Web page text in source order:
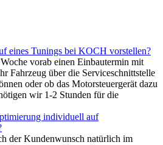
eines Tunings bei KOCH vorstellen?
vorab einen Einbautermin mit
Fahrzeug über die Serviceschnittstelle
oder ob das Motorsteuergerät dazu
wir 1-2 Stunden für die
individuell auf
der Kundenwunsch natürlich im